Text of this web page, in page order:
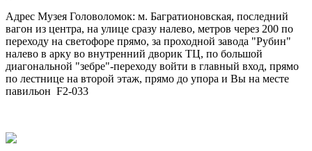
Адрес Музея Головоломок: м. Багратионовская, последний
вагон из центра, на улице сразу налево, метров через 200 по
переходу на светофоре прямо, за проходной завода "Рубин"
налево в арку во внутренний дворик ТЦ, по большой
диагональной "зебре"-переходу войти в главный вход, прямо
по лестнице на второй этаж, прямо до упора и Вы на месте
павильон F2-033